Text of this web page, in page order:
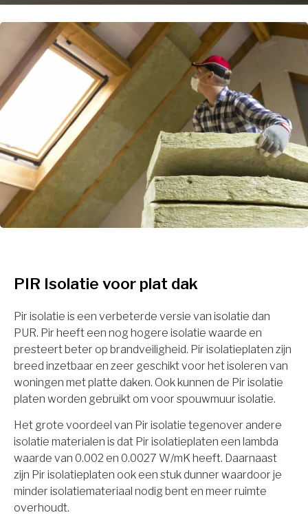
PIR Isolatie voor plat dak
Pir isolatie is een verbeterde versie van isolatie dan
PUR. Pir heeft een nog hogere isolatie waarde en
presteert beter op brandveiligheid. Pir isolatieplaten zijn
breed inzetbaar en zeer geschikt voor het isoleren van
woningen met platte daken. Ook kunnen de Pir isolatie
platen worden gebruikt om voor spouwmuur isolatie.
Het grote voordeel van Pir isolatie tegenover andere
isolatie materialen is dat Pir isolatieplaten een lambda
waarde van 0.002 en 0.0027 W/mK heeft. Daarnaast
zijn Pir isolatieplaten ook een stuk dunner waardoor je
minder isolatiemateriaal nodig bent en meer ruimte
overhoudt.